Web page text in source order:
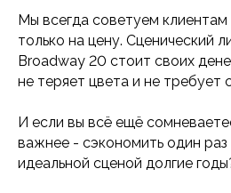
Мы всегда советуем
только на цену. Сценический
Broadway 20 стоит своих
не теряет цвета и не требует
И если вы всё ещё
важнее - сэкономить один
идеальной сценой долгие